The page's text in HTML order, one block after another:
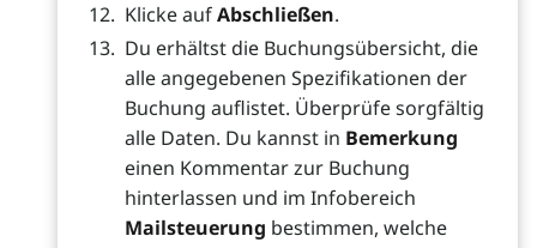
Klicke aufAbschließen.
Du erhältst die Buchungsübersicht, die
alle angegebenen Spezifikationen der
Buchung auflistet. Überprüfe sorgfältig
alle Daten. Du kannst in Bemerkung
einen Kommentar zur Buchung
hinterlassen und im Infobereich
Mailsteuerung bestimmen, welche